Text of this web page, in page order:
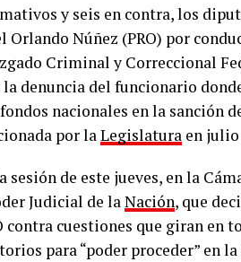
y seis en contra, los
Núñez (PRO) por
Criminal y Correccional
denuncia del funcionario
nacionales en la sanción
por laLegislatura en julio
sesión de este jueves, en la
Judicial de laNación, que
contra cuestiones que giran en
para “poder proceder” en